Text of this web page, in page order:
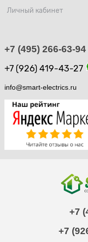
Личный кабинет
+7 (495) 266-63-94
+7 (926) 419-43-27
info@smart-electrics.ru
+7
+7